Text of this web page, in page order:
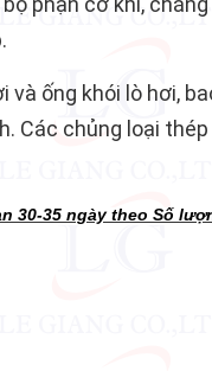
ống khói lò hơi,
Các chủng loại
30-35 ngày theo Số